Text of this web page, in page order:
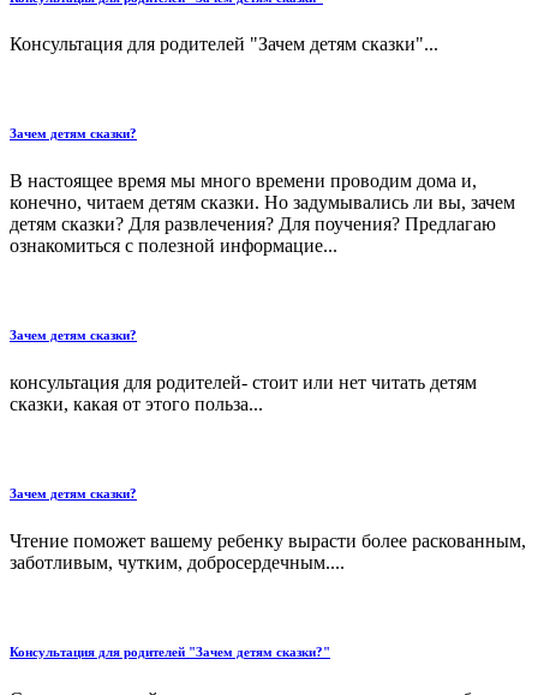
Консультация для родителей "Зачем детям сказки"...
Зачем детям сказки?
В настоящее время мы много времени проводим дома и,
конечно, читаем детям сказки. Но задумывались ли вы, зачем
детям сказки? Для развлечения? Для поучения? Предлагаю
ознакомиться с полезной информацие...
Зачем детям сказки?
консультация для родителей- стоит или нет читать детям
сказки, какая от этого польза...
Зачем детям сказки?
Чтение поможет вашему ребенку вырасти более раскованным,
заботливым, чутким, добросердечным....
Консультация для родителей "Зачем детям сказки?"